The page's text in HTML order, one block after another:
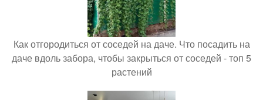
Как отгородиться от соседей на даче. Что посадить на
даче вдоль забора, чтобы закрыться от соседей - топ 5
растений